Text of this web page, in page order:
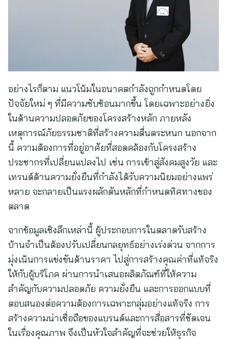
อย่างไรก็ตาม แนวโน้มในอนาคตกำลังถูกกำหนดโดย
ปัจจัยใหม่ ๆ ที่มีความซับซ้อนมากขึ้น โดยเฉพาะอย่างยิ่ง
ในด้านความปลอดภัยของโครงสร้างหลัก ภายหลัง
เหตุการณ์ภัยธรรมชาติที่สร้างความตื่นตระหนก นอกจาก
นี้ ความต้องการที่อยู่อาศัยที่สอดคล้องกับโครงสร้าง
ประชากรที่เปลี่ยนแปลงไป เช่น การเข้าสู่สังคมสูงวัย และ
เทรนด์ด้านความยั่งยืนที่กำลังได้รับความนิยมอย่างแพร่
หลาย จะกลายเป็นแรงผลักดันหลักที่กำหนดทิศทางของ
ตลาด
จากข้อมูลเชิงลึกเหล่านี้ ผู้ประกอบการในตลาดรับสร้าง
บ้านจำเป็นต้องปรับเปลี่ยนกลยุทธ์อย่างเร่งด่วน จากการ
มุ่งเน้นการแข่งขันด้านราคา ไปสู่การสร้างคุณค่าที่แท้จริง
ให้กับผู้บริโภค ผ่านการนำเสนอผลิตภัณฑ์ที่ให้ความ
สำคัญกับความปลอดภัย ความยั่งยืน และการออกแบบที่
ตอบสนองต่อความต้องการเฉพาะกลุ่มอย่างแท้จริง การ
สร้างความน่าเชื่อถือของแบรนด์และการสื่อสารที่ชัดเจน
ในเรื่องคุณภาพ จึงเป็นหัวใจสำคัญที่จะช่วยให้ธุรกิจ